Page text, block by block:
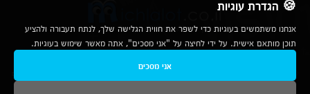
© כל הזכויות שמורות לחברת נרד אונליין בע"מ | מכללות|
🍪 הגדרת עוגיות
אנחנו משתמשים בעוגיות כדי לשפר את חווית הגלישה שלך, לנתח תעבורה ולהציע
תוכן מותאם אישית. על ידי לחיצה על "אני מסכים", אתה מאשר שימוש בעוגיות.
אני מסכים